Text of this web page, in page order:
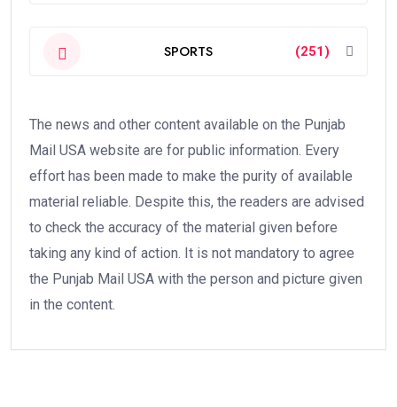
SPORTS (251)
The news and other content available on the Punjab
Mail USA website are for public information. Every
effort has been made to make the purity of available
material reliable. Despite this, the readers are advised
to check the accuracy of the material given before
taking any kind of action. It is not mandatory to agree
the Punjab Mail USA with the person and picture given
in the content.